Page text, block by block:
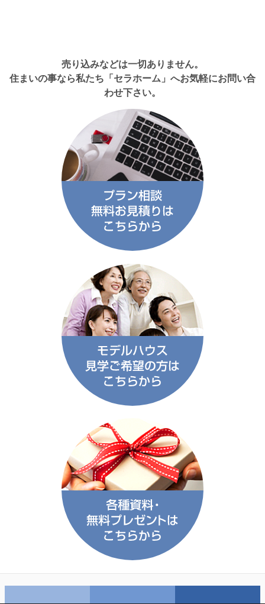
売り込みなどは一切ありません。
住まいの事なら私たち「セラホーム」へお気軽にお問い合
わせ下さい。